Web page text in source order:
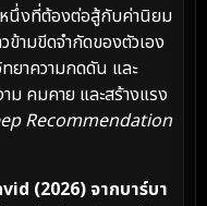
นึ่งที่ต้องต่อสู้กับค่านิยม
ข้ามขีดจำกัดของตัวเอง
ยาความกดดัน และ
ม คมคาย และสร้างแรง
Recommendation
(2026) จากบาร์บา